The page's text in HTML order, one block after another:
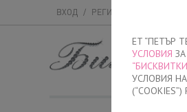
ET “ПЕТЪР
УСЛОВИЯ
УСЛОВИЯ
ВХОД / РЕГИСТРАЦИЯ